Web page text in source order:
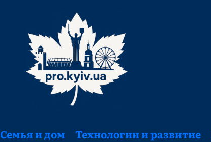
Семья и дом Технологии и развитие